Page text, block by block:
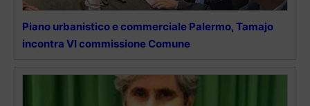
Piano urbanistico e commerciale Palermo, Tamajo
incontra VI commissione Comune